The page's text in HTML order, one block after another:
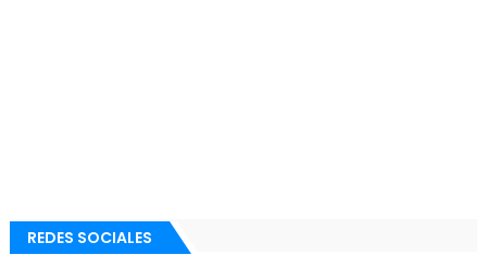
REDES SOCIALES